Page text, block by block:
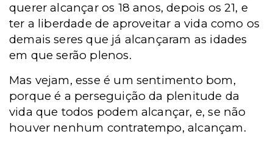
querer alcançar os 18 anos, depois os 21, e
ter a liberdade de aproveitar a vida como os
demais seres que já alcançaram as idades
em que serão plenos.
Mas vejam, esse é um sentimento bom,
porque é a perseguição da plenitude da
vida que todos podem alcançar, e, se não
houver nenhum contratempo, alcançam.